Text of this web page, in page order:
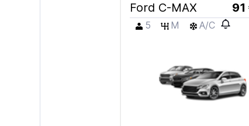
Ford C-MAX 91
5
M A/C